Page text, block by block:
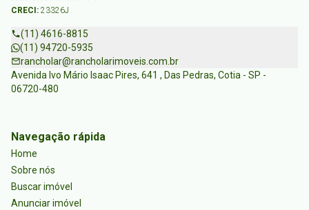
CRECI: 23326J
(11) 4616-8815
(11) 94720-5935
rancholar@rancholarimoveis.com.br
Avenida Ivo Mário Isaac Pires, 641 , Das Pedras, Cotia - SP -
06720-480
Navegação rápida
Home
Sobre nós
Buscar imóvel
Anunciar imóvel